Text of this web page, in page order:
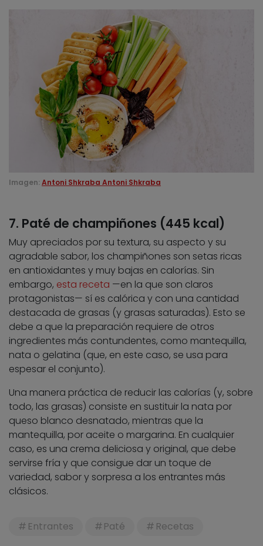
Imagen: Antoni Shkraba Antoni Shkraba
7. Paté de champiñones (445 kcal)
Muy apreciados por su textura, su aspecto y su
agradable sabor, los champiñones son setas ricas
en antioxidantes y muy bajas en calorías. Sin
embargo, esta receta —en la que son claros
protagonistas— sí es calórica y con una cantidad
destacada de grasas (y grasas saturadas). Esto se
debe a que la preparación requiere de otros
ingredientes más contundentes, como mantequilla,
nata o gelatina (que, en este caso, se usa para
espesar el conjunto).
Una manera práctica de reducir las calorías (y, sobre
todo, las grasas) consiste en sustituir la nata por
queso blanco desnatado, mientras que la
mantequilla, por aceite o margarina. En cualquier
caso, es una crema deliciosa y original, que debe
servirse fría y que consigue dar un toque de
variedad, sabor y sorpresa a los entrantes más
clásicos.
Entrantes Paté Recetas